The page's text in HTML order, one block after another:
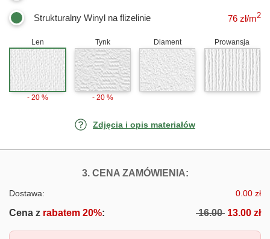
Strukturalny Winyl na flizelinie 76 zł/m2
Len
- 20 %
Tynk
- 20 %
Diament Prowansja
Zdjęcia i opis materiałów
3. CENA ZAMÓWIENIA:FOTOTAPETY
Dostawa: 0.00 zł
Cena z rabatem 20%: 16.00 13.00 zł